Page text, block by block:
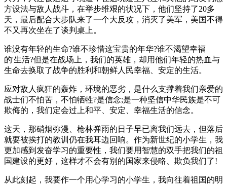
方设法与敌人战斗，在举步维艰的状况下，他们坚持了20多
天，最后配合大步队来了一个大反攻，消灭了美军，美国不得
不又再次坐在了谈判桌上。
谁没有年轻的生命?谁不珍惜这宝贵的年华?谁不渴望幸福
的'生活?但是在战场上，我们的英雄，却用他们年轻的热血与
生命去换取了战争的胜利和朝鲜人民幸福、安定的生活。
应对敌人疯狂的轰炸，环境的恶劣，是什么支撑着我们亲爱的
战士们不怕苦，不怕牺牲?是信念;是一种坚信中华民族是不可
欺侮的，我们定会过上和平、安定、幸福生活的信念。
这天，那硝烟弥漫、枪林弹雨的日子早已离我们远去，但落后
就要被挨打的教训仍在我耳边回响。作为新世纪的小学生，我
更加感到发奋学习的重要性，我们要用智慧的双手把我们的祖
国建设的更好，这样才不会有别的国家来侵略、欺负我们了!
从此刻起，我要作一个用心学习的小学生，我向往着祖国的明